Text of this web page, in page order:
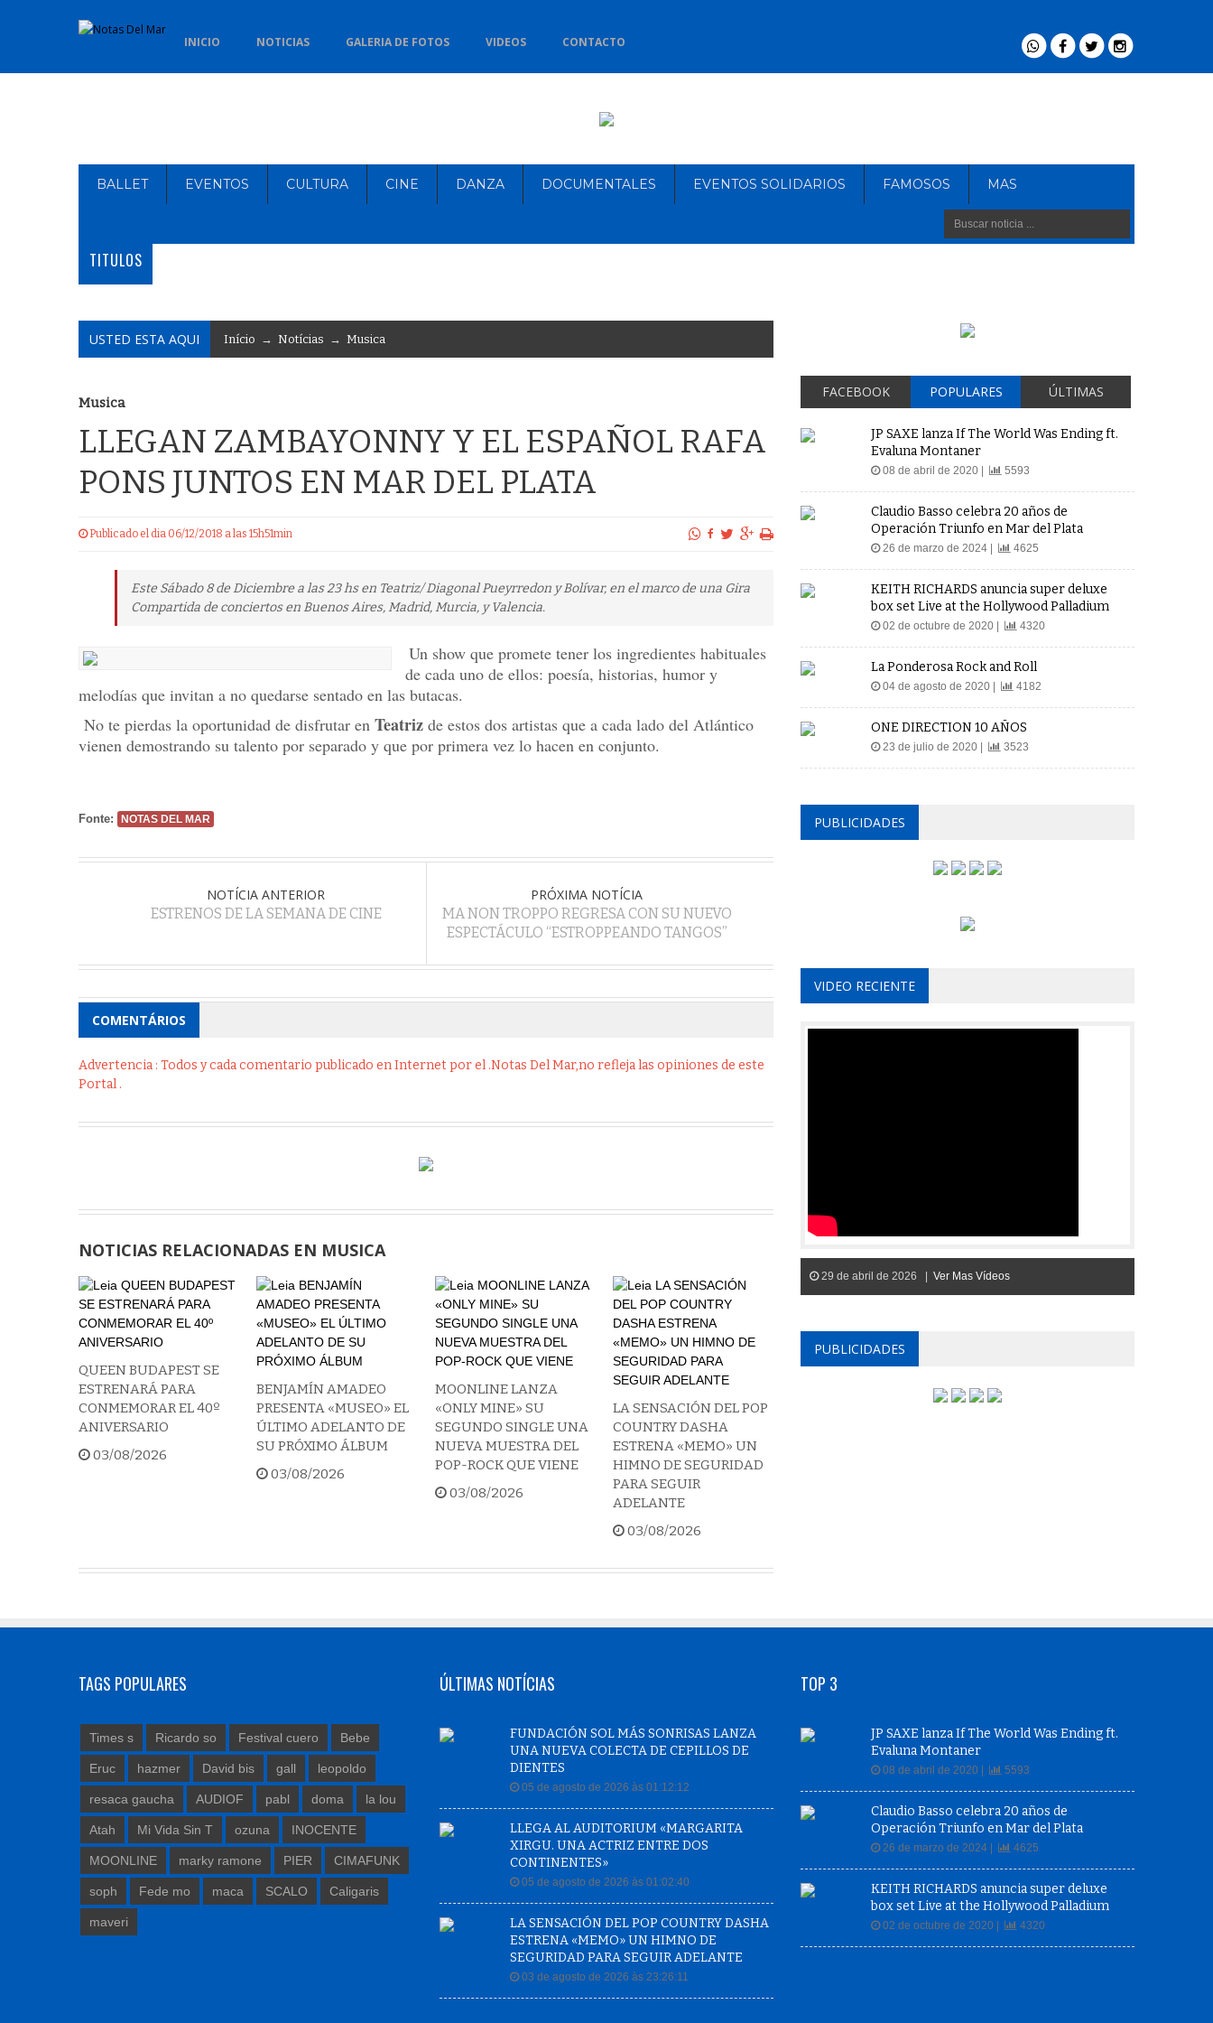
INICIO NOTICIAS GALERIA DE FOTOS VIDEOS CONTACTO
BALLET EVENTOS CULTURA CINE DANZA DOCUMENTALES EVENTOS SOLIDARIOS FAMOSOS MAS
TITULOS
USTED ESTA AQUI Início → Notícias → Musica
Musica
LLEGAN ZAMBAYONNY Y EL ESPAÑOL RAFA
PONS JUNTOS EN MAR DEL PLATA
Publicado el dia 06/12/2018 a las 15h51min
Este Sábado 8 de Diciembre a las 23 hs en Teatriz/ Diagonal Pueyrredon y Bolívar, en el marco de una Gira
Compartida de conciertos en Buenos Aires, Madrid, Murcia, y Valencia.
Un show que promete tener los ingredientes habituales
de cada uno de ellos: poesía, historias, humor y
melodías que invitan a no quedarse sentado en las butacas.
No te pierdas la oportunidad de disfrutar en Teatriz de estos dos artistas que a cada lado del Atlántico
vienen demostrando su talento por separado y que por primera vez lo hacen en conjunto.
Fonte: NOTAS DEL MAR
NOTÍCIA ANTERIOR
ESTRENOS DE LA SEMANA DE CINE
PRÓXIMA NOTÍCIA
MA NON TROPPO REGRESA CON SU NUEVO
ESPECTÁCULO “ESTROPPEANDO TANGOS”
COMENTÁRIOS
Advertencia : Todos y cada comentario publicado en Internet por el .Notas Del Mar,no refleja las opiniones de este
Portal .
NOTICIAS RELACIONADAS EN MUSICA
QUEEN BUDAPEST SE
ESTRENARÁ PARA
CONMEMORAR EL 40º
ANIVERSARIO
03/08/2026
BENJAMÍN AMADEO
PRESENTA «MUSEO» EL
ÚLTIMO ADELANTO DE
SU PRÓXIMO ÁLBUM
03/08/2026
MOONLINE LANZA
«ONLY MINE» SU
SEGUNDO SINGLE UNA
NUEVA MUESTRA DEL
POP-ROCK QUE VIENE
03/08/2026
LA SENSACIÓN DEL POP
COUNTRY DASHA
ESTRENA «MEMO» UN
HIMNO DE SEGURIDAD
PARA SEGUIR
ADELANTE
03/08/2026
FACEBOOK POPULARES ÚLTIMAS
JP SAXE lanza If The World Was Ending ft.
Evaluna Montaner
08 de abril de 2020 | 5593
Claudio Basso celebra 20 años de
Operación Triunfo en Mar del Plata
26 de marzo de 2024 | 4625
KEITH RICHARDS anuncia super deluxe
box set Live at the Hollywood Palladium
02 de octubre de 2020 | 4320
La Ponderosa Rock and Roll
04 de agosto de 2020 | 4182
ONE DIRECTION 10 AÑOS
23 de julio de 2020 | 3523
PUBLICIDADES
VIDEO RECIENTE
29 de abril de 2026 | Ver Mas Vídeos
PUBLICIDADES
TAGS POPULARES
Times s Ricardo so Festival cuero Bebe
Eruc hazmer David bis gall leopoldo
resaca gaucha AUDIOF pabl doma la lou
Atah Mi Vida Sin T ozuna INOCENTE
MOONLINE marky ramone PIER CIMAFUNK
soph Fede mo maca SCALO Caligaris
maveri
ÚLTIMAS NOTÍCIAS
FUNDACIÓN SOL MÁS SONRISAS LANZA
UNA NUEVA COLECTA DE CEPILLOS DE
DIENTES
05 de agosto de 2026 às 01:12:12
LLEGA AL AUDITORIUM «MARGARITA
XIRGU. UNA ACTRIZ ENTRE DOS
CONTINENTES»
05 de agosto de 2026 às 01:02:40
LA SENSACIÓN DEL POP COUNTRY DASHA
ESTRENA «MEMO» UN HIMNO DE
SEGURIDAD PARA SEGUIR ADELANTE
03 de agosto de 2026 às 23:26:11
TOP 3
JP SAXE lanza If The World Was Ending ft.
Evaluna Montaner
08 de abril de 2020 | 5593
Claudio Basso celebra 20 años de
Operación Triunfo en Mar del Plata
26 de marzo de 2024 | 4625
KEITH RICHARDS anuncia super deluxe
box set Live at the Hollywood Palladium
02 de octubre de 2020 | 4320